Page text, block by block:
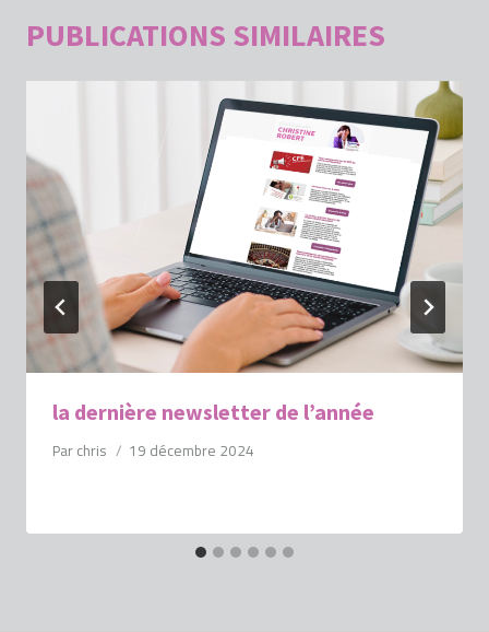
PUBLICATIONS SIMILAIRES
la dernière newsletter de l’année
Par chris 19 décembre 2024